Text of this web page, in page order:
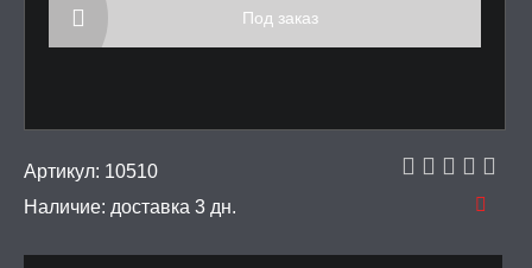
ДЛЯ
Под заказ
Артикул: 10510
Наличие: доставка 3 дн.